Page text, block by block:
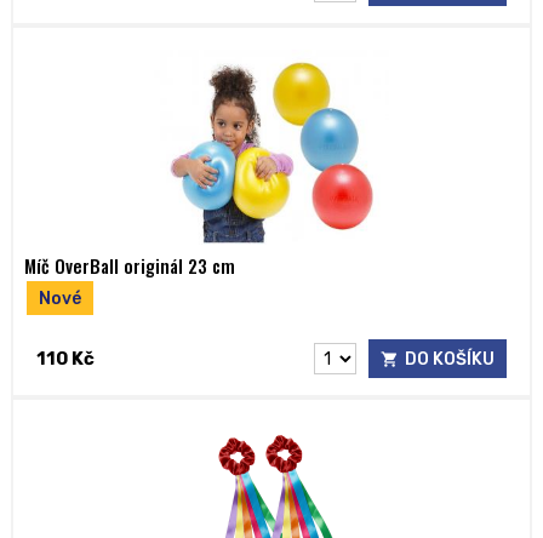
Nové
Míč OverBall originál 23 cm
110 Kč DO KOŠÍKU